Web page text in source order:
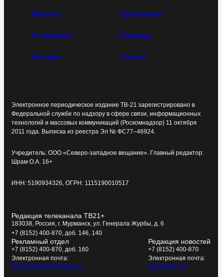
Новости Программы
О компании Команда
Реклама Статьи
Электронное периодическое издание ТВ-21 зарегистрировано в
Федеральной службе по надзору в сфере связи, информационных
технологий и массовых коммуникаций (Роскомнадзор) 11 октября
2011 года. Выписка из реестра Эл № ФС77–46924.
Учредитель: ООО «Северо-западное вещание». Главный редактор:
Шрам О.А. 16+
ИНН: 5190934326, ОГРН: 1115190010517
Редакция телеканала ТВ21+
183038, Россия, г. Мурманск, ул. Генерала Журбы, д. 6
+7 (8152) 400-870, доб. 146, 140
Рекламный отдел
+7 (8152) 400-870, доб. 160
Электронная почта:
tv21kompania@yandex.ru
Редакция новостей
+7 (8152) 400-870
Электронная почта:
news@tv21.ru